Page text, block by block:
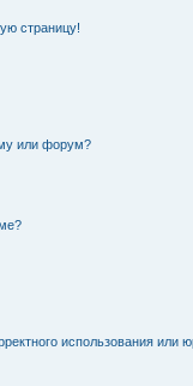
страницу!
или форум?
использования или